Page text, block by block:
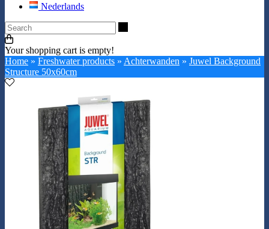
Nederlands
Your shopping cart is empty!
Home » Freshwater products » Achterwanden » Juwel Background
Structure 50x60cm